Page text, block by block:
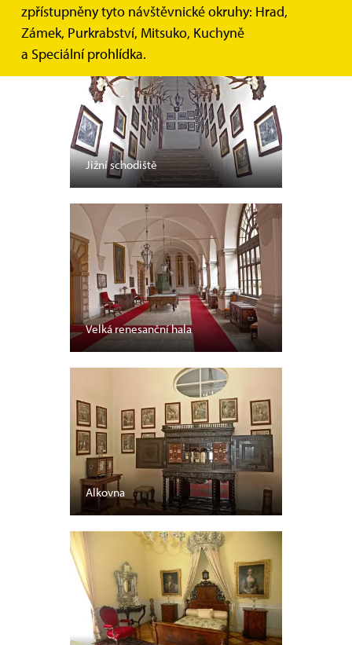
zpřístupněny tyto návštěvnické okruhy: Hrad,
Zámek, Purkrabství, Mitsuko, Kuchyně
a Speciální prohlídka.
Jižní schodiště
Velká renesanční hala
Alkovna